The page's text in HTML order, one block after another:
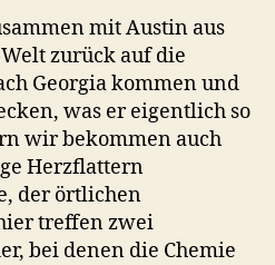
mit Austin aus
zurück auf die
Georgia kommen und
was er eigentlich so
wir bekommen auch
Herzflattern
der örtlichen
treffen zwei
bei denen die Chemie